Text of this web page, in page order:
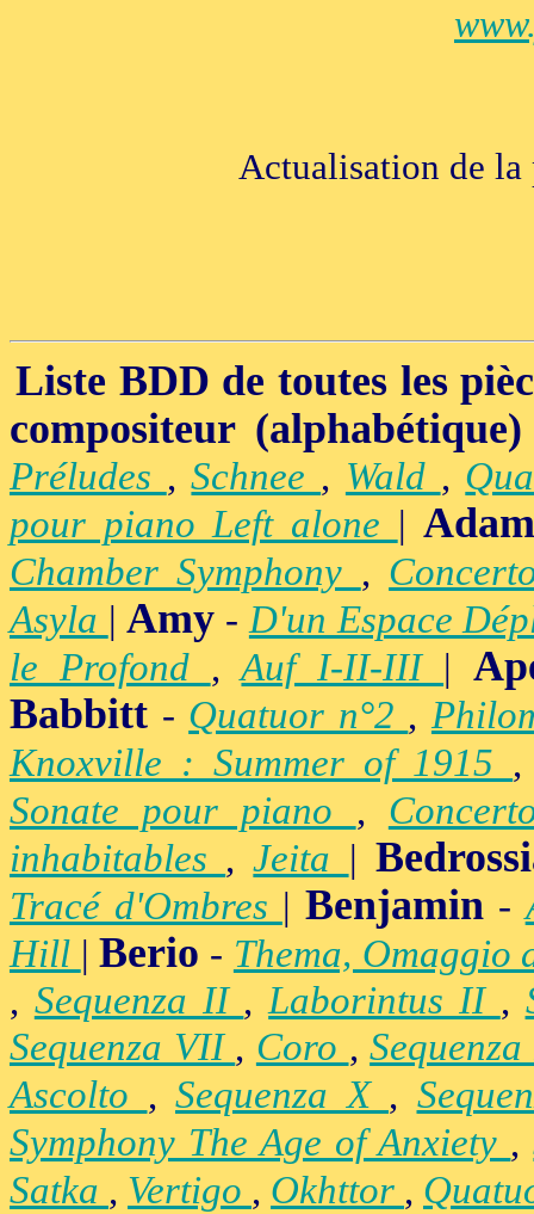
Actualisation de la
Liste BDD de toutes les
compositeur (alphabétique)
Préludes ,Schnee , Wald ,
pour piano Left alone |
Chamber Symphony ,
Asyla |Amy -D'un Espace
le Profond ,Auf I-II-III |
Babbitt - Quatuor n°2 ,
Knoxville : Summer of 1915
Sonate pour piano ,
inhabitables ,Jeita |
Tracé d'Ombres | Benjamin-
Hill |Berio - Thema, Omaggio
, Sequenza II ,Laborintus II ,
Sequenza VII , Coro ,
Ascolto , Sequenza X ,
Symphony The Age of Anxiety ,
Satka , Vertigo , Okhttor ,